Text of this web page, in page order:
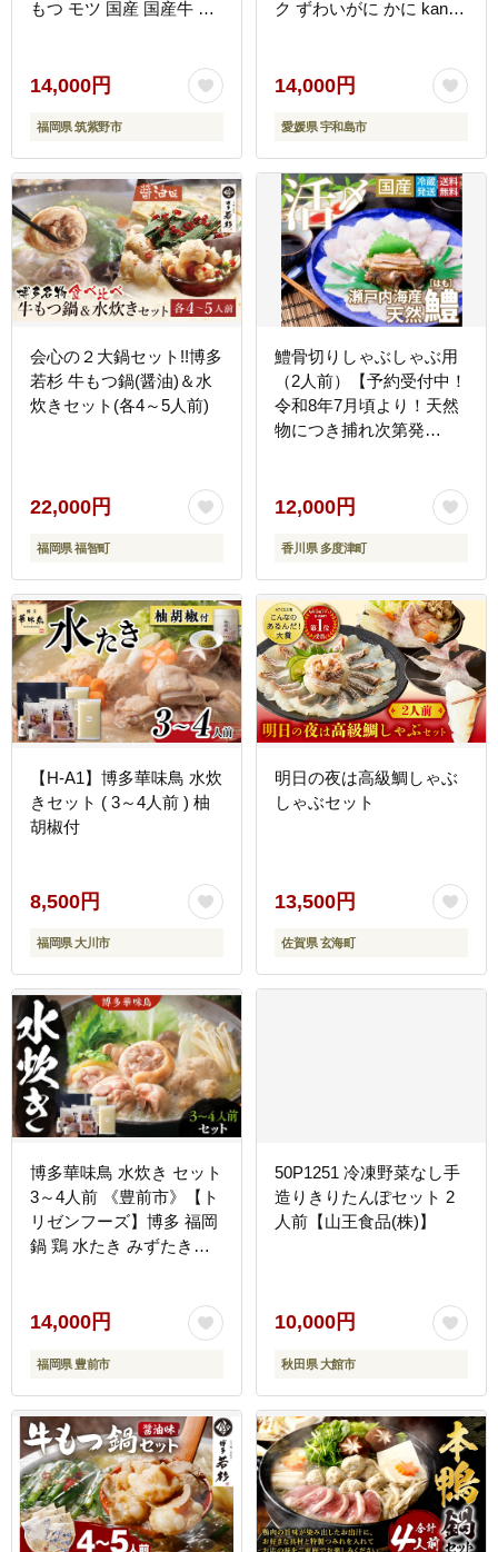
もつ モツ 国産 国産牛 も
つ鍋セット 味噌 みそ も
14,000円
福岡県 筑紫野市
ク ずわいがに かに kani
14,000円
愛媛県 宇和島市
会心の２大鍋セット!!博多
若杉 牛もつ鍋(醤油)＆水
炊きセット(各4～5人前)
22,000円
福岡県 福智町
鱧骨切りしゃぶしゃぶ用
（2人前）【予約受付中！
令和8年7月頃より！天然
物につき捕れ次第発
12,000円
香川県 多度津町
【H-A1】博多華味鳥 水炊
きセット ( 3～4人前 ) 柚
胡椒付
8,500円
福岡県 大川市
明日の夜は高級鯛しゃぶ
しゃぶセット
13,500円
佐賀県 玄海町
博多華味鳥 水炊き セット
3～4人前 《豊前市》【ト
リゼンフーズ】博多 福岡
鍋 鶏 水たき みずたき
14,000円
福岡県 豊前市
50P1251 冷凍野菜なし手
造りきりたんぽセット 2
人前【山王食品(株)】
10,000円
秋田県 大館市